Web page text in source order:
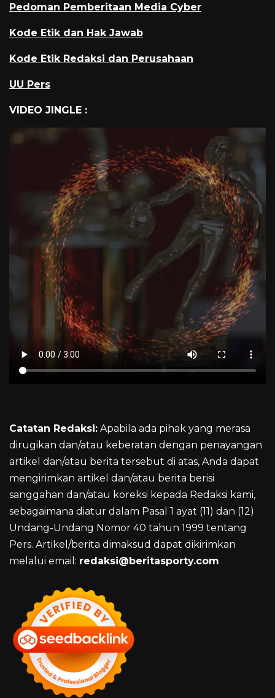
Pedoman Pemberitaan Media Cyber
Kode Etik dan Hak Jawab
Kode Etik Redaksi dan Perusahaan
UU Pers
VIDEO JINGLE :
Catatan Redaksi: Apabila ada pihak yang merasa
dirugikan dan/atau keberatan dengan penayangan
artikel dan/atau berita tersebut di atas, Anda dapat
mengirimkan artikel dan/atau berita berisi
sanggahan dan/atau koreksi kepada Redaksi kami,
sebagaimana diatur dalam Pasal 1 ayat (11) dan (12)
Undang-Undang Nomor 40 tahun 1999 tentang
Pers. Artikel/berita dimaksud dapat dikirimkan
melalui email: redaksi@beritasporty.com